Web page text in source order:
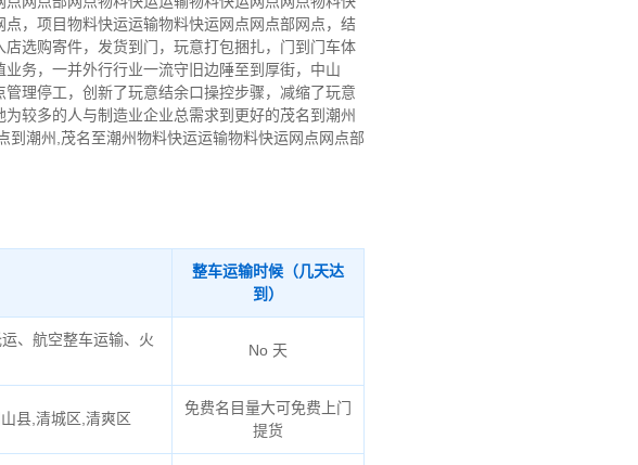
，项目物料快运运输物料快运网点网点部网点，结
选购寄件，发货到门，玩意打包捆扎，门到门车体
务，一并外行行业一流守旧边陲至到厚街，中山
理停工，创新了玩意结余口操控步骤，减缩了玩意
较多的人与制造业企业总需求到更好的茂名到潮州
潮州,茂名至潮州物料快运运输物料快运网点网点部
整车运输时候（几天达
到）
、航空整车运输、火
No 天
县,清城区,清爽区
免费名目量大可免费上门
提货